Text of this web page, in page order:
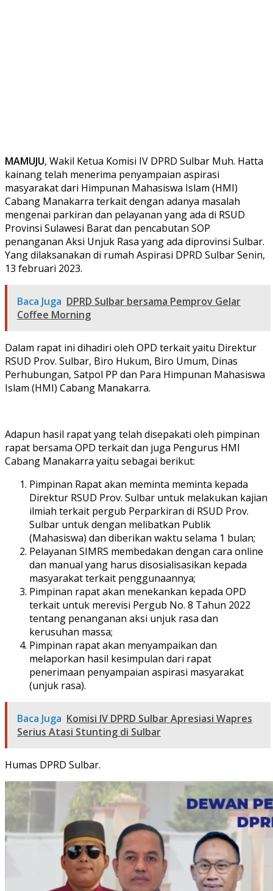
MAMUJU, Wakil Ketua Komisi IV DPRD Sulbar Muh. Hatta
kainang telah menerima penyampaian aspirasi
masyarakat dari Himpunan Mahasiswa Islam (HMI)
Cabang Manakarra terkait dengan adanya masalah
mengenai parkiran dan pelayanan yang ada di RSUD
Provinsi Sulawesi Barat dan pencabutan SOP
penanganan Aksi Unjuk Rasa yang ada diprovinsi Sulbar.
Yang dilaksanakan di rumah Aspirasi DPRD Sulbar Senin,
13 februari 2023.
Baca Juga DPRD Sulbar bersama Pemprov Gelar
Coffee Morning
Dalam rapat ini dihadiri oleh OPD terkait yaitu Direktur
RSUD Prov. Sulbar, Biro Hukum, Biro Umum, Dinas
Perhubungan, Satpol PP dan Para Himpunan Mahasiswa
Islam (HMI) Cabang Manakarra.
Adapun hasil rapat yang telah disepakati oleh pimpinan
rapat bersama OPD terkait dan juga Pengurus HMI
Cabang Manakarra yaitu sebagai berikut:
Pimpinan Rapat akan meminta meminta kepada
Direktur RSUD Prov. Sulbar untuk melakukan kajian
ilmiah terkait pergub Perparkiran di RSUD Prov.
Sulbar untuk dengan melibatkan Publik
(Mahasiswa) dan diberikan waktu selama 1 bulan;
Pelayanan SIMRS membedakan dengan cara online
dan manual yang harus disosialisasikan kepada
masyarakat terkait penggunaannya;
Pimpinan rapat akan menekankan kepada OPD
terkait untuk merevisi Pergub No. 8 Tahun 2022
tentang penanganan aksi unjuk rasa dan
kerusuhan massa;
Pimpinan rapat akan menyampaikan dan
melaporkan hasil kesimpulan dari rapat
penerimaan penyampaian aspirasi masyarakat
(unjuk rasa).
Baca Juga Komisi IV DPRD Sulbar Apresiasi Wapres
Serius Atasi Stunting di Sulbar
Humas DPRD Sulbar.